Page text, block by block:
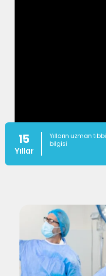
Yıllar
15
Yılların uzman tıbbi
bilgisi